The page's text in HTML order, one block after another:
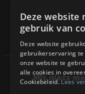
Mis niets
Deze website
gebruik van
Deze website
gebruikerservaring
onze website te
alle cookies in
Cookiebeleid.Lees